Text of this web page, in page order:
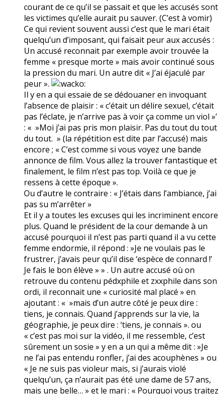
courant de ce qu’il se passait et que les accusés sont
les victimes qu’elle aurait pu sauver. (C’est à vomir)
Ce qui revient souvent aussi c’est que le mari était
quelqu’un d’imposant, qui faisait peur aux accusés :
Un accusé reconnait par exemple avoir trouvée la
femme « presque morte » mais avoir continué sous
la pression du mari. Un autre dit « J’ai éjaculé par
peur ».
Il y en a qui essaie de se dédouaner en invoquant
l’absence de plaisir : « c’était un délire sexuel, c’était
pas l’éclate, je n’arrive pas à voir ça comme un viol »’
: « »Moi j’ai pas pris mon plaisir. Pas du tout du tout
du tout. » (la répétition est dite par l’accusé) mais
encore ; « C’est comme si vous voyez une bande
annonce de film. Vous allez la trouver fantastique et
finalement, le film n’est pas top. Voilà ce que je
ressens à cette époque ».
Ou d’autre le contraire : « J’étais dans l’ambiance, j’ai
pas su m’arrêter »
Et il y a toutes les excuses qui les incriminent encore
plus. Quand le président de la cour demande à un
accusé pourquoi il n’est pas parti quand il a vu cette
femme endormie, il répond : »Je ne voulais pas le
frustrer, j’avais peur qu’il dise ‘espèce de connard !’
Je fais le bon élève » » . Un autre accusé où on
retrouve du contenu pédxphile et zxxphile dans son
ordi, il reconnait une « curiosité mal placé » en
ajoutant : « »mais d’un autre côté je peux dire :
tiens, je connais. Quand j’apprends sur la vie, la
géographie, je peux dire : ‘tiens, je connais ». ou
« c’est pas moi sur la vidéo, il me ressemble, c’est
sûrement un sosie » y en a un qui a même dit : »Je
ne l’ai pas entendu ronfler, j’ai des acouphènes » ou
« Je ne suis pas violeur mais, si j’aurais violé
quelqu’un, ça n’aurait pas été une dame de 57 ans,
mais une belle… » et le mari : « Pourquoi vous traitez